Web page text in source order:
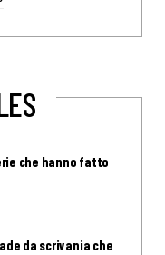
che hanno fatto
da scrivania che